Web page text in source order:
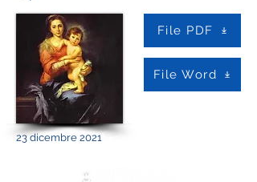
File PDF
File Word
23 dicembre 2021